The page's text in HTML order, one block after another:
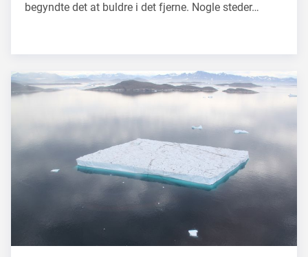
begyndte det at buldre i det fjerne. Nogle steder…